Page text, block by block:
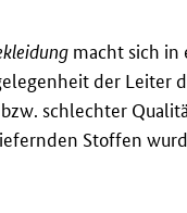
macht sich in
der Leiter
schlechter
Stoffen